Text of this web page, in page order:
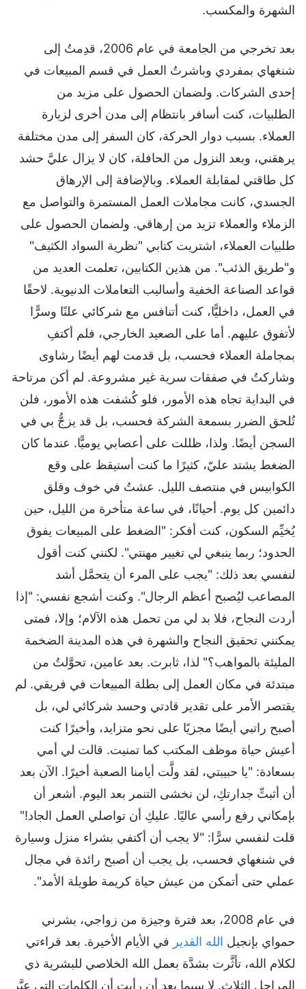
الشهرة والمكسب.
بعد تخرجي من الجامعة في عام 2006، قدِمتُ إلى
شنغهاي بمفردي وباشرتُ العمل في قسم المبيعات في
إحدى الشركات. ولضمان الحصول على مزيد من
الطلبيات، كنت أسافر بانتظام إلى مدن أخرى لزيارة
العملاء. بسبب دوار الحركة، كان السفر إلى مدن مختلفة
يرهقني، وبعد النزول من الحافلة، كان لا يزال عليَّ حشد
كل طاقتي لمقابلة العملاء. وبالإضافة إلى الإرهاق
الجسدي، كانت مجاملات العمل المستمرة والتواصل مع
الزملاء والعملاء تزيد من إرهاقي. ولضمان الحصول على
طلبيات العملاء، اشتريت كتابي "نظرية السواد الكثيف"
و"طريق الذئب". من هذين الكتابين، تعلمت العديد من
قواعد الصناعة الخفية وأساليب التعاملات الدنيوية. لاحقًا
في العمل، داخليًّا، كنت أتنافس مع شركائي علنًا وسرًّا
لأتفوق عليهم. أما على الصعيد الخارجي، فلم أكتفِ
بمجاملة العملاء فحسب، بل قدمت لهم أيضًا رشاوى
وشاركتُ في صفقات سرية غير مشروعة. لم أكن مرتاحة
في البداية تجاه هذه الأمور، فلو كُشفت هذه الأمور، فلن
تُلحق الضرر بسمعة الشركة فحسب، بل قد يزجُّ بي في
السجن أيضًا. ولذا، ظللت على أعصابي يوميًّا. عندما كان
الضغط يشتد عليّ، كثيرًا ما كنت أستيقظ على وقع
الكوابيس في منتصف الليل. عشتُ في خوف وقلق
دائمين كل يوم. أحيانًا، في ساعة متأخرة من الليل، حين
يُخيِّم السكون، كنت أفكر: "الضغط على المبيعات يفوق
الحدود؛ ربما ينبغي لي تغيير مهنتي". لكنني كنت أقول
لنفسي بعد ذلك: "يجب على المرء أن يتحمَّل أشد
المصاعب ليُصبح أعظم الرجال". وكنت أشجع نفسي: "إذا
أردت النجاح، فلا بد لي من تحمل هذه الآلام؛ وإلا، فمتى
يمكنني تحقيق النجاح والشهرة في هذه المدينة الضخمة
المليئة بالمواهب؟" لذا، ثابرت. بعد عامين، تحوَّلتُ من
مبتدئة في مكان العمل إلى بطلة المبيعات في فريقي. لم
يقتصر الأمر على تقدير قادتي وحسد شركائي لي، بل
أصبح راتبي أيضًا مجزيًا على نحو متزايد، وأخيرًا كنت
أعيش حياة موظف المكتب كما تمنيت. قالت لي أمي
بسعادة: "يا حبيبتي، لقد ولَّت أيامنا الصعبة أخيرًا. الآن بعد
أن أثبتِّ جدارتكِ، لن نخشى التنمر بعد اليوم. أشعر أن
بإمكاني رفع رأسي عاليًا. عليكِ أن تواصلي العمل الجاد!"
قلت لنفسي سرًّا: "لا يجب أن أكتفي بشراء منزل وسيارة
في شنغهاي فحسب، بل يجب أن أصبح رائدة في مجال
عملي حتى أتمكن من عيش حياة كريمة طويلة الأمد".
في عام 2008، بعد فترة وجيزة من زواجي، بشرني
حمواي بإنجيل الله القدير في الأيام الأخيرة. بعد قراءتي
لكلام الله، تأثَّرت بشدَّة بعمل الله الخلاصي للبشرية ذي
المراحل الثلاث. لا سيما بعد أن رأيت أن الكلمات التي عبَّر